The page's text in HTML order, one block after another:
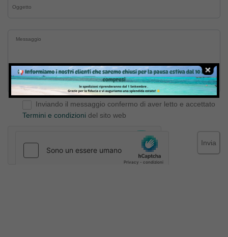
Inviando il messaggio confermo di aver letto e accettato
Termini e condizioni del sito web
Invia